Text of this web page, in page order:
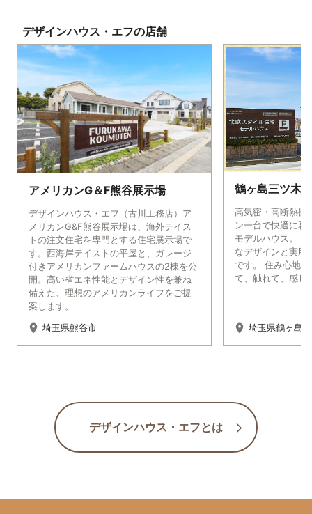
デザインハウス・エフの店舗
アメリカンG＆F熊谷展示場
デザインハウス・エフ（古川工務店）ア
メリカンG&F熊谷展示場は、海外テイス
トの注文住宅を専門とする住宅展示場で
す。西海岸テイストの平屋と、ガレージ
付きアメリカンファームハウスの2棟を公
開。高い省エネ性能とデザイン性を兼ね
備えた、理想のアメリカンライフをご提
案します。
埼玉県熊谷市
鶴ヶ島三ツ木
高気密・高断熱技
ン一台で快適に暮
モデルハウス。
なデザインと実用
です。 住み心地
て、触れて、感じ
埼玉県鶴ヶ島市
デザインハウス・エフとは